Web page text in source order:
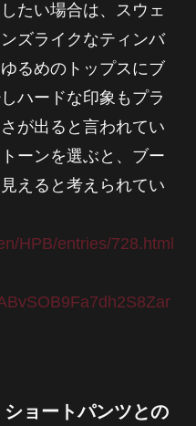
たい場合は、スウェ
ズライクなティンバ
るめのトップスにブ
ハードな印象もプラ
が出ると言われてい
ーンを選ぶと、ブー
えると考えられてい
HPB/entries/728.html
ョートパンツとの